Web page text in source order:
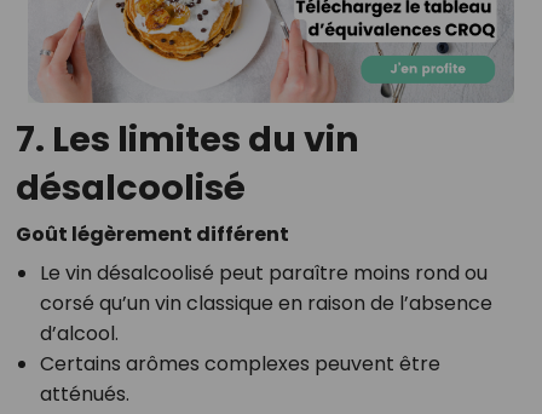
7. Les limites du vin
désalcoolisé
Goût légèrement différent
Le vin désalcoolisé peut paraître moins rond ou
corsé qu’un vin classique en raison de l’absence
d’alcool.
Certains arômes complexes peuvent être
atténués.